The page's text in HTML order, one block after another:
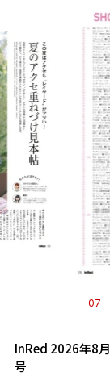
07
InRed 2026年8
号